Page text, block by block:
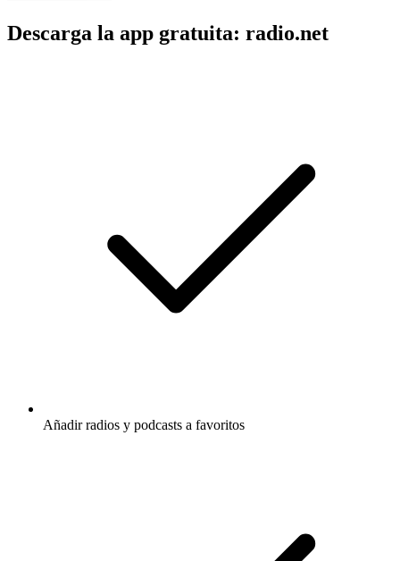
Descarga la app gratuita: radio.net
Añadir radios y podcasts a favoritos